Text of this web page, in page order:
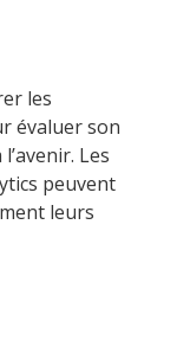
les
évaluer son
Les
peuvent
leurs